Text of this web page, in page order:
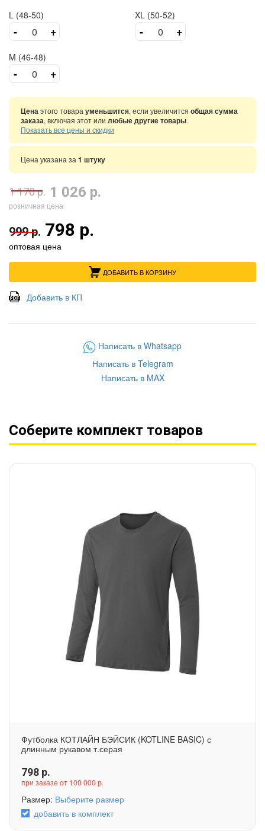
L (48-50)
- +
M (46-48)
- +
XL (50-52)
- +
Ценаэтого товара уменьшится, если увеличится общая сумма
заказа, включая этот или любые другие товары.
Показать все цены и скидки
Цена указана за 1 штуку
1 170 р. 1 026 р.
розничная цена
999 р. 798 р.
оптовая цена
ДОБАВИТЬ В КОРЗИНУ
Добавить в КП
Написать в Whatsapp
Написать в Telegram
Написать в MAX
Соберите комплект товаров
Футболка КОТЛАЙН БЭЙСИК (KOTLINE BASIC) с
длинным рукавом т.серая
798 р.
при заказе от 100 000 р.
Размер: Выберите размер
добавить в комплект